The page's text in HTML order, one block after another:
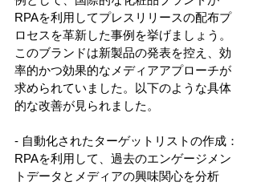
RPAを利用してプレスリリースの配布プ
ロセスを革新した事例を挙げましょう。
このブランドは新製品の発表を控え、効
率的かつ効果的なメディアアプローチが
求められていました。以下のような具体
的な改善が見られました。
- 自動化されたターゲットリストの作成：
RPAを利用して、過去のエンゲージメン
トデータとメディアの興味関心を分析